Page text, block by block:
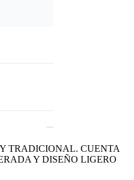
TRADICIONAL. CUENTA
Y DISEÑO LIGERO